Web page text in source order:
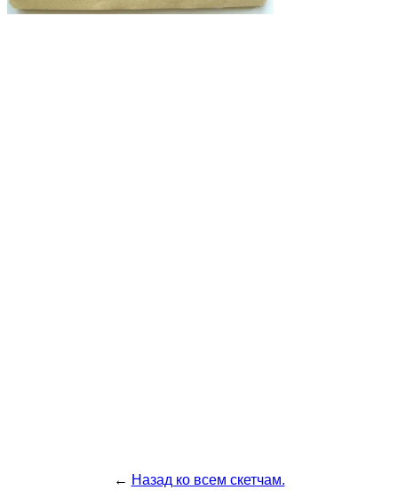
← Назад ко всем скетчам.